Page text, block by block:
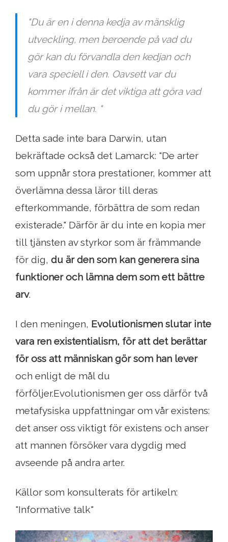
"Du är en i denna kedja av mänsklig
utveckling, men beroende på vad du
gör kan du förvandla den kedjan och
vara speciell i den. Oavsett var du
kommer ifrån är det viktiga att göra vad
du gör i mellan. "
Detta sade inte bara Darwin, utan
bekräftade också det Lamarck: "De arter
som uppnår stora prestationer, kommer att
överlämna dessa läror till deras
efterkommande, förbättra de som redan
existerade." Därför är du inte en kopia mer
till tjänsten av styrkor som är främmande
för dig, du är den som kan generera sina
funktioner och lämna dem som ett bättre
arv.
I den meningen, Evolutionismen slutar inte
vara ren existentialism, för att det berättar
för oss att människan gör som han lever
och enligt de mål du
förföljer.Evolutionismen ger oss därför två
metafysiska uppfattningar om vår existens:
det anser oss viktigt för existens och anser
att mannen försöker vara dygdig med
avseende på andra arter.
Källor som konsulterats för artikeln:
"Informative talk"